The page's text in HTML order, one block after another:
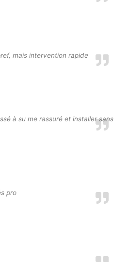
mais intervention rapide
à su me rassuré et installer sans
pro